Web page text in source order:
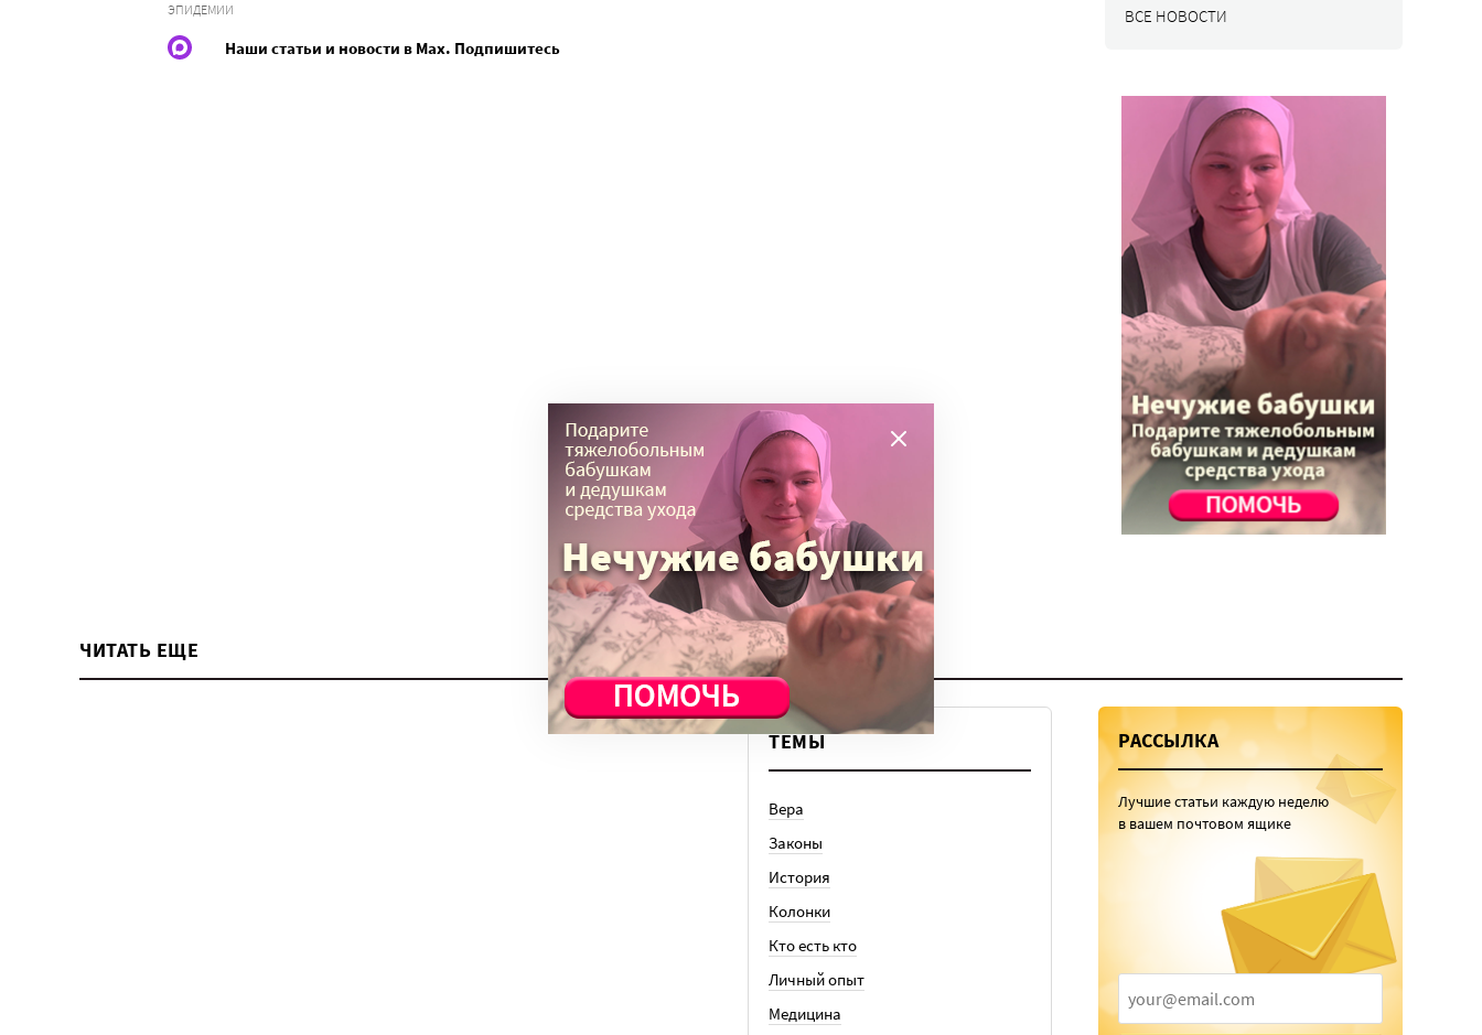
ЭПИДЕМИИ
Наши статьи и новости в Max. Подпишитесь
ВСЕ НОВОСТИ
ЧИТАТЬ ЕЩЕ
ТЕМЫ
Вера
Законы
История
Колонки
Кто есть кто
Личный опыт
Медицина
РАССЫЛКА
Лучшие статьи каждую неделю
в вашем почтовом ящике